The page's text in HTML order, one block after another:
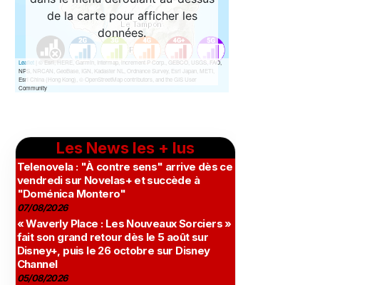
Les News les + lus
Telenovela : "À contre sens" arrive dès ce
vendredi sur Novelas+ et succède à
"Doménica Montero"
07/08/2026
« Waverly Place : Les Nouveaux Sorciers »
fait son grand retour dès le 5 août sur
Disney+, puis le 26 octobre sur Disney
Channel
05/08/2026